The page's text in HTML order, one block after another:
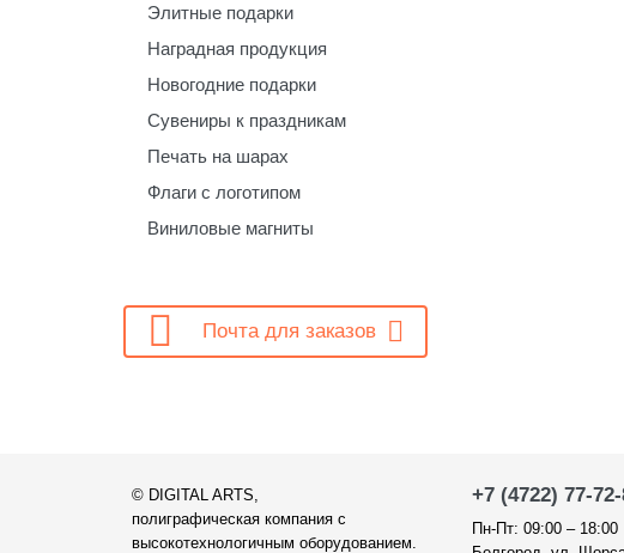
Элитные подарки
Наградная продукция
Новогодние подарки
Сувениры к праздникам
Печать на шарах
Флаги с логотипом
Виниловые магниты
 Почта для заказов
© DIGITAL ARTS,
полиграфическая компания с
высокотехнологичным оборудованием.
+7 (4722) 77-
Пн-Пт: 09:00 – 18:00